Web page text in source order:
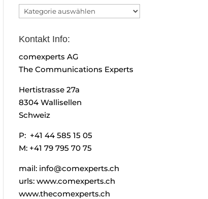
Kategorien
Kontakt Info:
comexperts AG
The Communications Experts
Hertistrasse 27a
8304 Wallisellen
Schweiz
P: +41 44 585 15 05
M: +41 79 795 70 75
mail: info@comexperts.ch
urls: www.comexperts.ch
www.thecomexperts.ch